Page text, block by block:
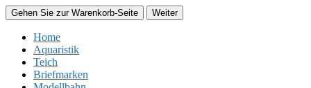
Gehen Sie zur Warenkorb-Seite Weiter
Home
Aquaristik
Teich
Briefmarken